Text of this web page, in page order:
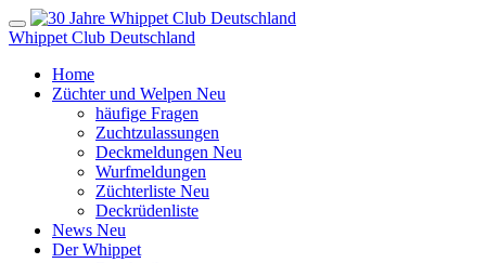
Whippet Club Deutschland
Home
Züchter und Welpen Neu
häufige Fragen
Zuchtzulassungen
Deckmeldungen Neu
Wurfmeldungen
Züchterliste Neu
Deckrüdenliste
News Neu
Der Whippet